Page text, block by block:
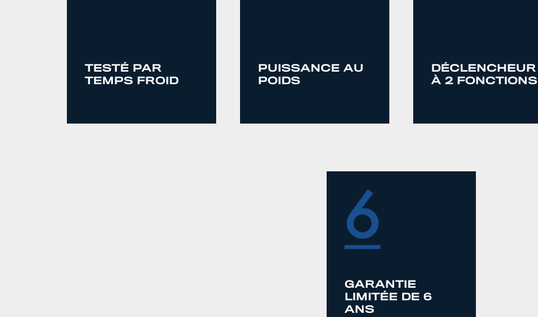
TESTÉ PAR
TEMPS FROID
PUISSANCE AU
POIDS
DÉCLENCHEUR
À 2 FONCTIONS
GARANTIE
LIMITÉE DE 6
ANS